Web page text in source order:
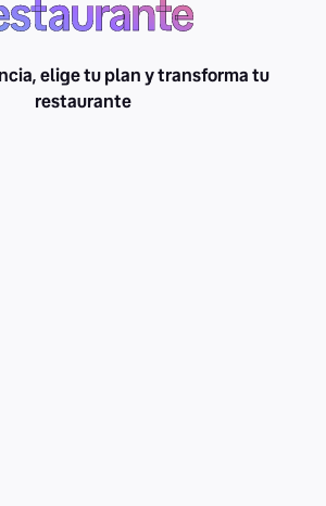
elige tu plan y transforma tu
restaurante